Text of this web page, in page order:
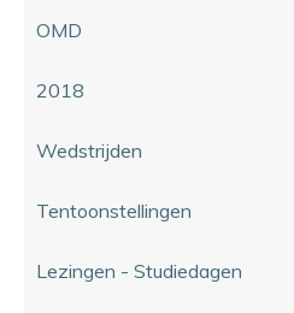
OMD
2018
Wedstrijden
Tentoonstellingen
Lezingen - Studiedagen